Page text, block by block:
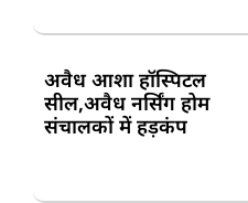
अवैध आशा हॉस्पिटल
सील,अवैध नर्सिंग होम
संचालकों में हड़कंप